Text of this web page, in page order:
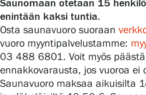
Medialle
Vastuullisuus
Esteettömyys
Saunomaan otetaan 15
enintään kaksi tuntia.
Osta saunavuoro suoraan
vuoro myyntipalvelustamme:
03 488 6801. Voit myös
ennakkovarausta, jos vuoroa ei
Saunavuoro maksaa aikuisilta